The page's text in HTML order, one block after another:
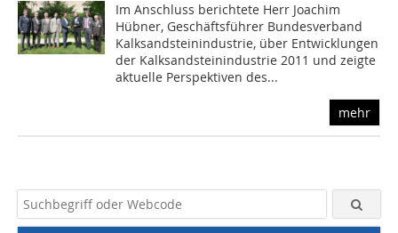
Im Anschluss berichtete Herr Joachim
Hübner, Geschäftsführer Bundesverband
Kalksandsteinindustrie, über Entwicklungen
der Kalksandsteinindustrie 2011 und zeigte
aktuelle Perspektiven des...
mehr